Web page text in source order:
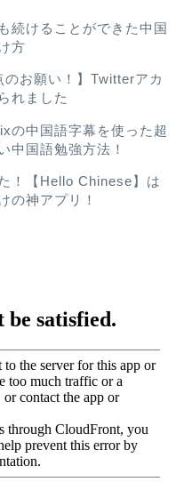
続けることができた中国
方
のお願い！】Twitterアカ
れました
の中国語字幕を使った超
中国語勉強方法！
！【Hello Chinese】は
の神アプリ！